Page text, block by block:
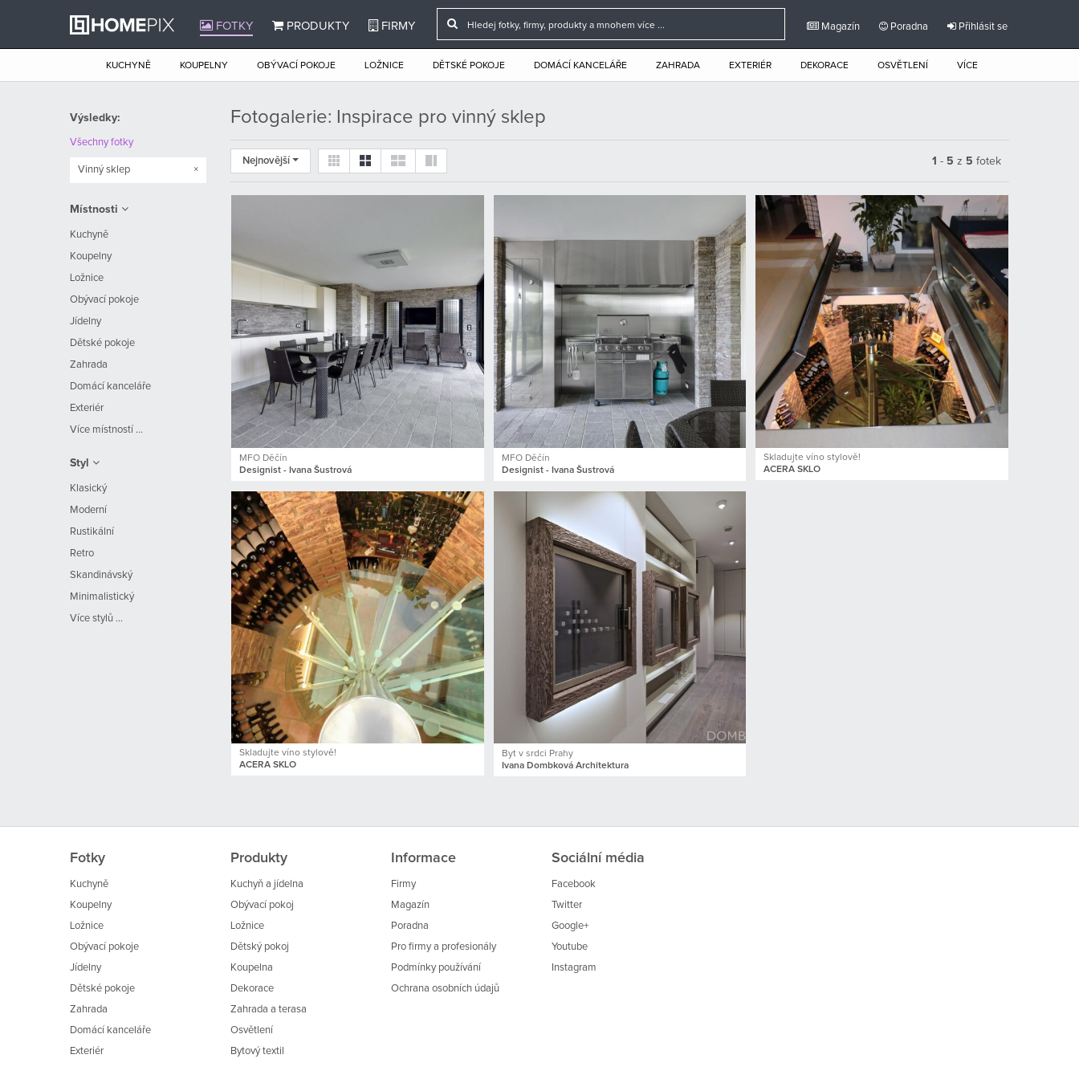
FOTKY PRODUKTY FIRMY Magazín Poradna Přihlásit se
KUCHYNĚ KOUPELNY OBÝVACÍ POKOJE LOŽNICE DĚTSKÉ POKOJE DOMÁCÍ KANCELÁŘE ZAHRADA EXTERIÉR DEKORACE OSVĚTLENÍ VÍCE
Výsledky:
Všechny fotky
Vinný sklep ×
Místnosti
Kuchyně
Koupelny
Ložnice
Obývací pokoje
Jídelny
Dětské pokoje
Zahrada
Domácí kanceláře
Exteriér
Více místností ...
Styl
Klasický
Moderní
Rustikální
Retro
Skandinávský
Minimalistický
Více stylů ...
Fotogalerie: Inspirace pro vinný sklep
Nejnovější 1 - 5 z 5 fotek
MFO Děčín
Designist - Ivana Šustrová
MFO Děčín
Designist - Ivana Šustrová
Skladujte víno stylově!
ACERA SKLO
Skladujte víno stylově!
ACERA SKLO
Byt v srdci Prahy
Ivana Dombková Architektura
Fotky
Kuchyně
Koupelny
Ložnice
Obývací pokoje
Jídelny
Dětské pokoje
Zahrada
Domácí kanceláře
Exteriér
Produkty
Kuchyň a jídelna
Obývací pokoj
Ložnice
Dětský pokoj
Koupelna
Dekorace
Zahrada a terasa
Osvětlení
Bytový textil
Informace
Firmy
Magazín
Poradna
Pro firmy a profesionály
Podmínky používání
Ochrana osobních údajů
Sociální média
Facebook
Twitter
Google+
Youtube
Instagram